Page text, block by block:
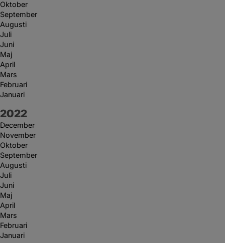
Oktober
September
Augusti
Juli
Juni
Maj
April
Mars
Februari
Januari
År:
2022
December
November
Oktober
September
Augusti
Juli
Juni
Maj
April
Mars
Februari
Januari